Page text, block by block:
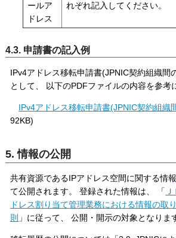
ールア
ドレス
れぞれ記入してください。
4.3. 申請書の記入例
IPv4アドレス移転申請書(JPNIC契約組織間
として、 以下のPDFファイルの内容を参考
IPv4アドレス移転申請書(JPNIC契約組織
92KB)
5. 情報の公開
共有資源であるIPアドレス空間に関する情
て公開されます。 登録された情報は、 「
ドレス割り当て管理業務における情報の取
則 」に従って、 公開・開示の対象となりま